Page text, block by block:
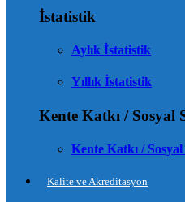
İstatistik
Aylık İstatistik
Yıllık İstatistik
Kente Katkı / Sosyal
Kente Katkı /
Kalite ve Akreditasyon